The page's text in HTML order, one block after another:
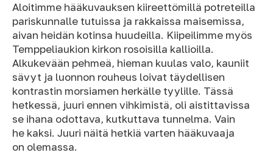
Aloitimme hääkuvauksen kiireettömillä potreteilla
pariskunnalle tutuissa ja rakkaissa maisemissa,
aivan heidän kotinsa huudeilla. Kiipeilimme myös
Temppeliaukion kirkon rosoisilla kallioilla.
Alkukevään pehmeä, hieman kuulas valo, kauniit
sävyt ja luonnon rouheus loivat täydellisen
kontrastin morsiamen herkälle tyylille. Tässä
hetkessä, juuri ennen vihkimistä, oli aistittavissa
se ihana odottava, kutkuttava tunnelma. Vain
he kaksi. Juuri näitä hetkiä varten hääkuvaaja
on olemassa.